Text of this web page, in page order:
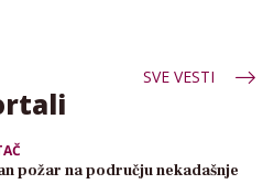
SVE VESTI
požar na području nekadašnje